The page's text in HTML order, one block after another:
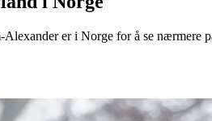
er i Norge for å se nærmere